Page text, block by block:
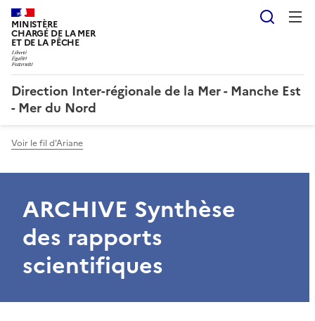
MINISTÈRE
CHARGÉ DE LA MER
ET DE LA PÊCHE
Direction Inter-régionale de la Mer - Manche Est
- Mer du Nord
Voir le fil d'Ariane
ARCHIVE Synthèse
des rapports
scientifiques